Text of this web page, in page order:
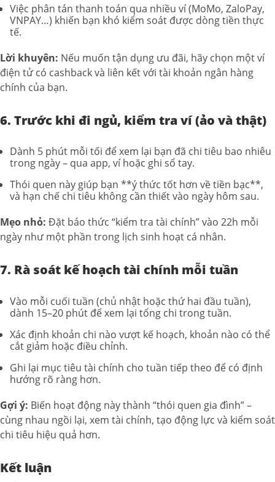
Việc phân tán thanh toán qua nhiều ví (MoMo, ZaloPay,
VNPAY…) khiến bạn khó kiểm soát được dòng tiền thực
tế.
Lời khuyên: Nếu muốn tận dụng ưu đãi, hãy chọn một ví
điện tử có cashback và liên kết với tài khoản ngân hàng
chính của bạn.
6. Trước khi đi ngủ, kiểm tra ví (ảo và thật)
Dành 5 phút mỗi tối để xem lại bạn đã chi tiêu bao nhiêu
trong ngày – qua app, ví hoặc ghi sổ tay.
Thói quen này giúp bạn **ý thức tốt hơn về tiền bạc**,
và hạn chế chi tiêu không cần thiết vào ngày hôm sau.
Mẹo nhỏ: Đặt báo thức “kiểm tra tài chính” vào 22h mỗi
ngày như một phần trong lịch sinh hoạt cá nhân.
7. Rà soát kế hoạch tài chính mỗi tuần
Vào mỗi cuối tuần (chủ nhật hoặc thứ hai đầu tuần),
dành 15–20 phút để xem lại tổng chi trong tuần.
Xác định khoản chi nào vượt kế hoạch, khoản nào có thể
cắt giảm hoặc điều chỉnh.
Ghi lại mục tiêu tài chính cho tuần tiếp theo để có định
hướng rõ ràng hơn.
Gợi ý: Biến hoạt động này thành “thói quen gia đình” –
cùng nhau ngồi lại, xem tài chính, tạo động lực và kiểm soát
chi tiêu hiệu quả hơn.
Kết luận